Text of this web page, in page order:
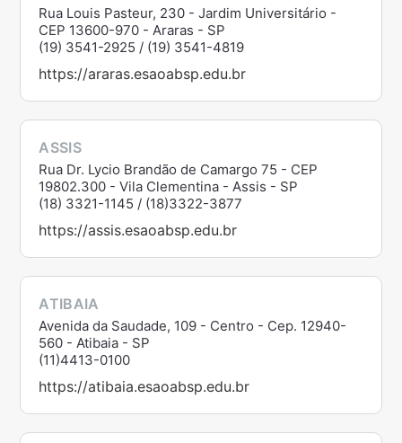
Rua Louis Pasteur, 230 - Jardim Universitário -
CEP 13600-970 - Araras - SP
(19) 3541-2925 / (19) 3541-4819
https://araras.esaoabsp.edu.br
ASSIS
Rua Dr. Lycio Brandão de Camargo 75 - CEP
19802.300 - Vila Clementina - Assis - SP
(18) 3321-1145 / (18)3322-3877
https://assis.esaoabsp.edu.br
ATIBAIA
Avenida da Saudade, 109 - Centro - Cep. 12940-
560 - Atibaia - SP
(11)4413-0100
https://atibaia.esaoabsp.edu.br